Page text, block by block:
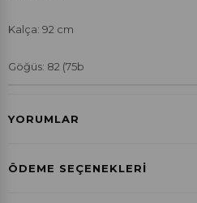
Kalça: 92 cm
Göğüs: 82 (75b
YORUMLAR
ÖDEME SEÇENEKLERI